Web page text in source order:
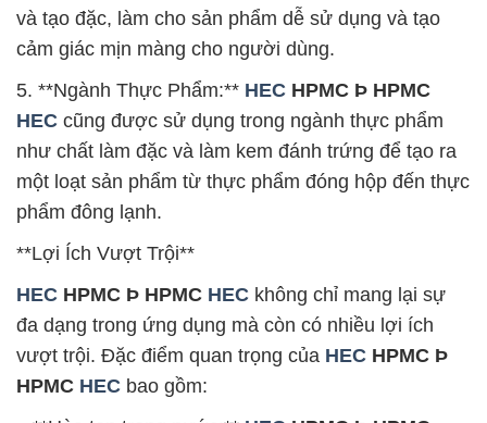
và tạo đặc, làm cho sản phẩm dễ sử dụng và tạo
cảm giác mịn màng cho người dùng.
5. **Ngành Thực Phẩm:** HEC HPMC Þ HPMC
HEC cũng được sử dụng trong ngành thực phẩm
như chất làm đặc và làm kem đánh trứng để tạo ra
một loạt sản phẩm từ thực phẩm đóng hộp đến thực
phẩm đông lạnh.
**Lợi Ích Vượt Trội**
HEC HPMC Þ HPMC HEC không chỉ mang lại sự
đa dạng trong ứng dụng mà còn có nhiều lợi ích
vượt trội. Đặc điểm quan trọng của HEC HPMC Þ
HPMC HEC bao gồm: